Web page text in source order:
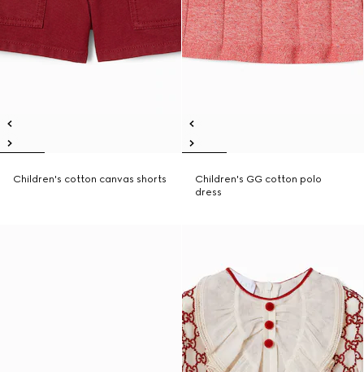
Children's cotton canvas shorts
Children's GG cotton polo
dress